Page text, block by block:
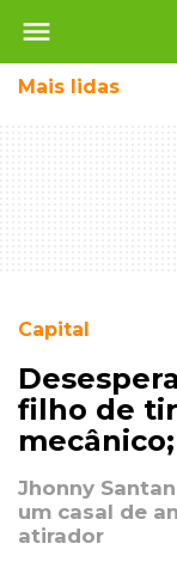
menu
Mais lidas
Capital
filho de
Jhonny
um casal de
atirador